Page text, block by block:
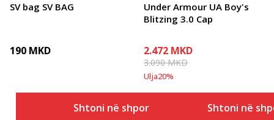
SV bag SV BAG
190 MKD
Shtoni në shportë
Under Armour UA Boy's
Blitzing 3.0 Cap
2.472 MKD
3.090MKD
Ulja20%
Shtoni në